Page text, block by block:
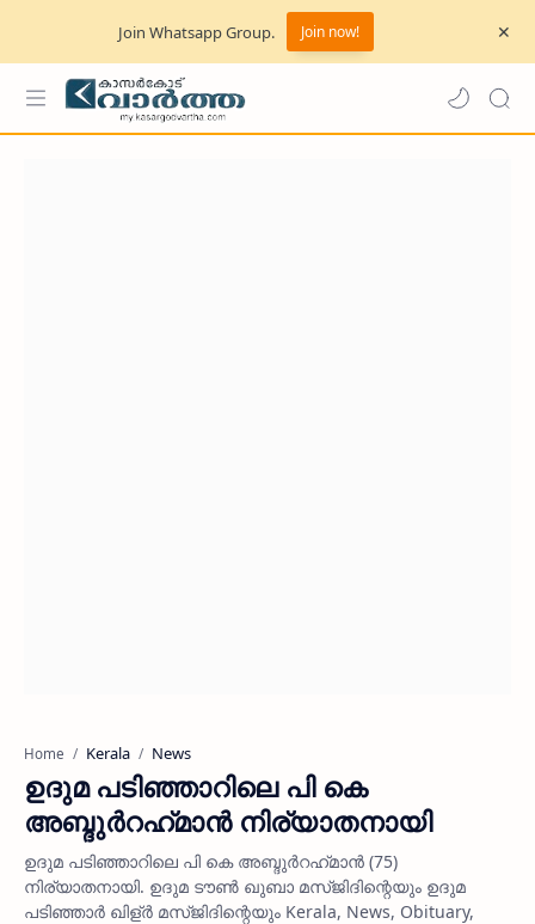
Join Whatsapp Group. Join now!
Home Kerala News
ഉദുമ പടിഞ്ഞാറിലെ പി കെ
അബ്ദുർറഹ്‌മാൻ നിര്യാതനായി
ഉദുമ പടിഞ്ഞാറിലെ പി കെ അബ്ദുർറഹ്‌മാൻ (75)
നിര്യാതനായി. ഉദുമ ടൗണ്‍ ഖുബാ മസ്ജിദിന്റെയും ഉദുമ
പടിഞ്ഞാര്‍ ഖിള്ര്‍ മസ്ജിദിന്റെയും Kerala, News, Obituary,